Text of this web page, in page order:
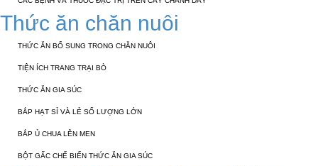
Thức ăn chăn nuôi
THỨC ĂN BỔ SUNG TRONG CHĂN NUÔI
TIỆN ÍCH TRANG TRẠI BÒ
THỨC ĂN GIA SÚC
BẮP HẠT SỈ VÀ LẺ SỐ LƯỢNG LỚN
BẮP Ủ CHUA LÊN MEN
BỘT GẤC CHẾ BIẾN THỨC ĂN GIA SÚC